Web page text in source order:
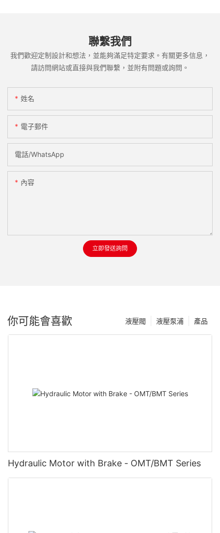
聯繫我們
我們歡迎定制設計和想法，並能夠滿足特定要求。有關更多信息，
請訪問網站或直接與我們聯繫，並附有問題或詢問。
姓名
電子郵件
電話/WhatsApp
內容
立即發送詢問
你可能會喜歡 產品
液壓泵浦
液壓閥
Hydraulic Motor with Brake - OMT/BMT Series